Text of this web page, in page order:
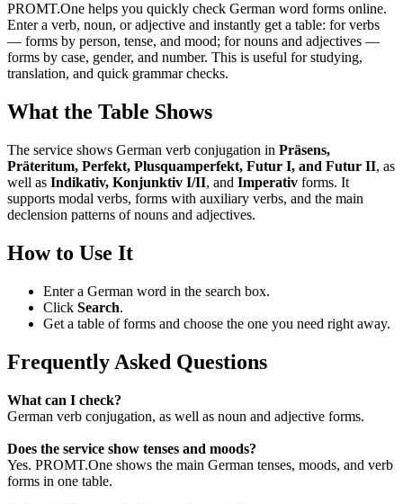
PROMT.One helps you quickly check German word forms online.
Enter a verb, noun, or adjective and instantly get a table: for verbs
— forms by person, tense, and mood; for nouns and adjectives —
forms by case, gender, and number. This is useful for studying,
translation, and quick grammar checks.
What the Table Shows
The service shows German verb conjugation in Präsens,
Präteritum, Perfekt, Plusquamperfekt, Futur I, and Futur II, as
well as Indikativ, Konjunktiv I/II, and Imperativ forms. It
supports modal verbs, forms with auxiliary verbs, and the main
declension patterns of nouns and adjectives.
How to Use It
Enter a German word in the search box.
Click Search.
Get a table of forms and choose the one you need right away.
Frequently Asked Questions
What can I check?
German verb conjugation, as well as noun and adjective forms.
Does the service show tenses and moods?
Yes. PROMT.One shows the main German tenses, moods, and verb
forms in one table.